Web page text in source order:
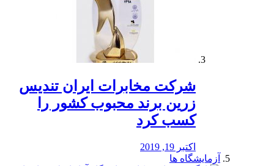
شرکت مخابرات ایران تندیس
زرین برند محبوب کشور را
کسب کرد
اکتبر 19, 2019
آزمایشگاه ها